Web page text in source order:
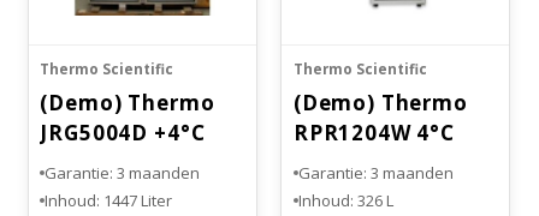
Thermo Scientific
(Demo) Thermo
JRG5004D +4°C
DOUBLE DOOR
LAB
Garantie: 3 maanden
Inhoud: 1447 Liter
Thermo Scientific
(Demo) Thermo
RPR1204W 4°C
LAB koelkast
Garantie: 3 maanden
Inhoud: 326 L